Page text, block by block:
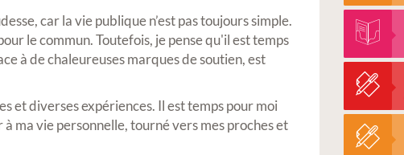
car la vie publique n’est pas toujours simple.
le commun. Toutefois, je pense qu'il est temps
à de chaleureuses marques de soutien, est
et diverses expériences. Il est temps pour moi
ma vie personnelle, tourné vers mes proches et